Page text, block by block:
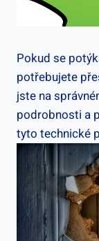
Pokud se
potřebujete
jste na
podrobnosti a
tyto technické